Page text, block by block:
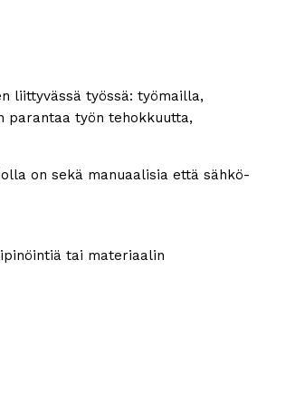
liittyvässä työssä: työmailla,
parantaa työn tehokkuutta,
on sekä manuaalisia että sähkö-
tai materiaalin